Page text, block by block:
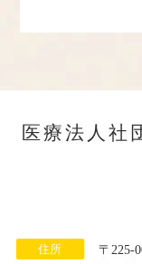
医療法人社
住所
〒225-